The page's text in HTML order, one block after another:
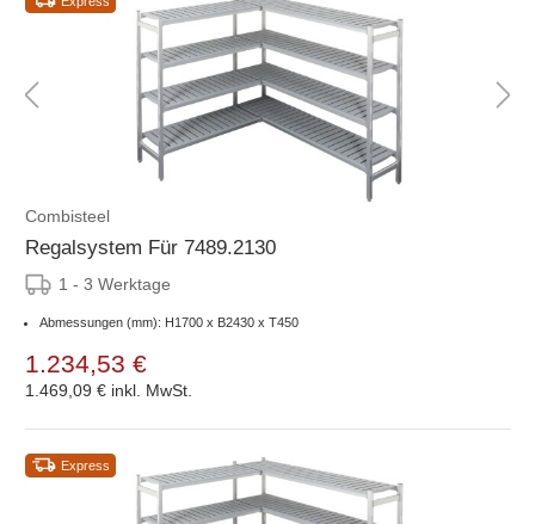
Combisteel
Regalsystem Für 7489.2130
1 - 3 Werktage
Abmessungen (mm): H1700 x B2430 x T450
1.234,53 €
1.469,09 € inkl. MwSt.
Express